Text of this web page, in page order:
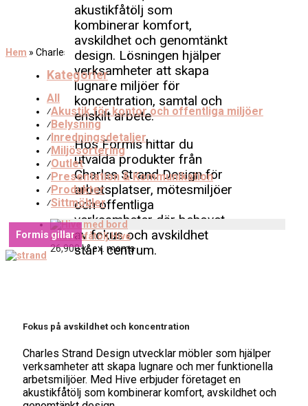
akustikfåtölj som
kombinerar komfort,
avskildhet och genomtänkt
design. Lösningen hjälper
verksamheter att skapa
lugnare miljöer för
koncentration, samtal och
enskilt arbete.
Hos Formis hittar du
utvalda produkter från
Charles Strand Design för
arbetsplatser, mötesmiljöer
och offentliga
verksamheter där behovet
av fokus och avskildhet
står i centrum.
Hem » Charles Strand Design
Kategorier
All
⁄Akustik för kontor och offentliga miljöer
⁄Belysning
⁄Inredningsdetaljer
⁄Miljösortering
⁄Outlet
⁄Presentation & Kommunikation
⁄Produkter
⁄Sittmöbler
Formis gillarAkustikfåtölj Hive
26,900krex. moms
Fokus på avskildhet och koncentration
Charles Strand Design utvecklar möbler som hjälper
verksamheter att skapa lugnare och mer funktionella
arbetsmiljöer. Med Hive erbjuder företaget en
akustikfåtölj som kombinerar komfort, avskildhet och